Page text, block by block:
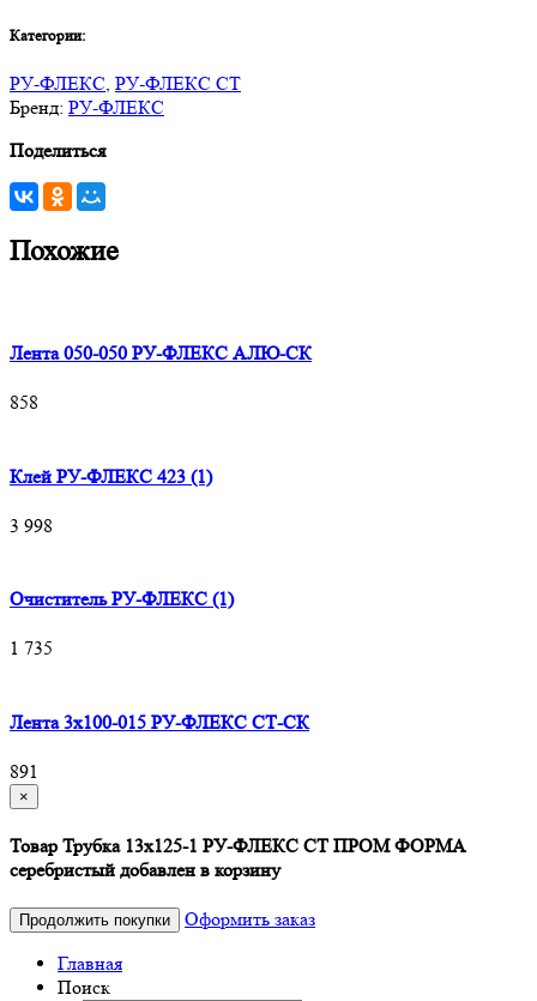
Категории:
РУ-ФЛЕКС, РУ-ФЛЕКС СТ
Бренд: РУ-ФЛЕКС
Поделиться
Похожие
Лента 050-050 РУ-ФЛЕКС АЛЮ-СК
858
Клей РУ-ФЛЕКС 423 (1)
3 998
Очиститель РУ-ФЛЕКС (1)
1 735
Лента 3х100-015 РУ-ФЛЕКС СТ-СК
891
×
Товар Трубка 13х125-1 РУ-ФЛЕКС СТ ПРОМ ФОРМА
серебристый добавлен в корзину
Продолжить покупки
Оформить заказ
Главная
Поиск